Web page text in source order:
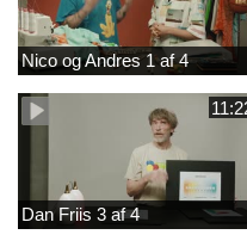
Nico og Andres 1 af 4
Dan Friis 3 af 4